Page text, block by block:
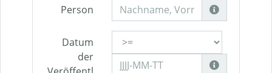
Person
Datum
der